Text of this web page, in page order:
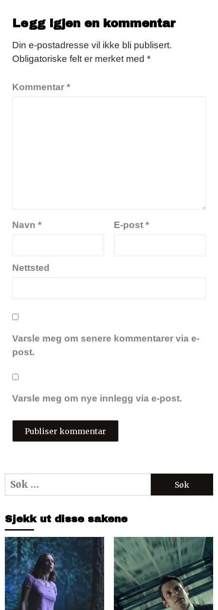
Legg igjen en kommentar
Din e-postadresse vil ikke bli publisert.
Obligatoriske felt er merket med *
Kommentar *
Navn * E-post *
Nettsted
Varsle meg om senere kommentarer via e-
post.
Varsle meg om nye innlegg via e-post.
Søk
etter:
Sjekk ut disse sakene